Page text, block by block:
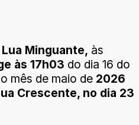
Minguante, às
às 17h03 do dia 16 do
mês de maio de 2026
Crescente, no dia 23